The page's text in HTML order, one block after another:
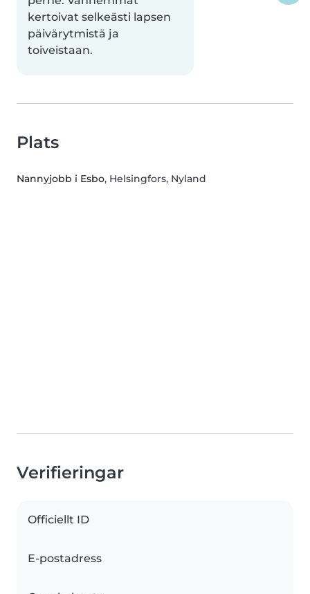
kertoivat selkeästi lapsen
päivärytmistä ja
toiveistaan.
Plats
Nannyjobb i Esbo, Helsingfors, Nyland
Verifieringar
Officiellt ID
E-postadress